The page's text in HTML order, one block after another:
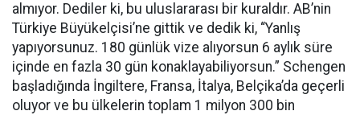
almıyor. Dediler ki, bu uluslararası bir kuraldır. AB’nin
Türkiye Büyükelçisi’ne gittik ve dedik ki, “Yanlış
yapıyorsunuz. 180 günlük vize alıyorsun 6 aylık süre
içinde en fazla 30 gün konaklayabiliyorsun.” Schengen
başladığında İngiltere, Fransa, İtalya, Belçika’da geçerli
oluyor ve bu ülkelerin toplam 1 milyon 300 bin